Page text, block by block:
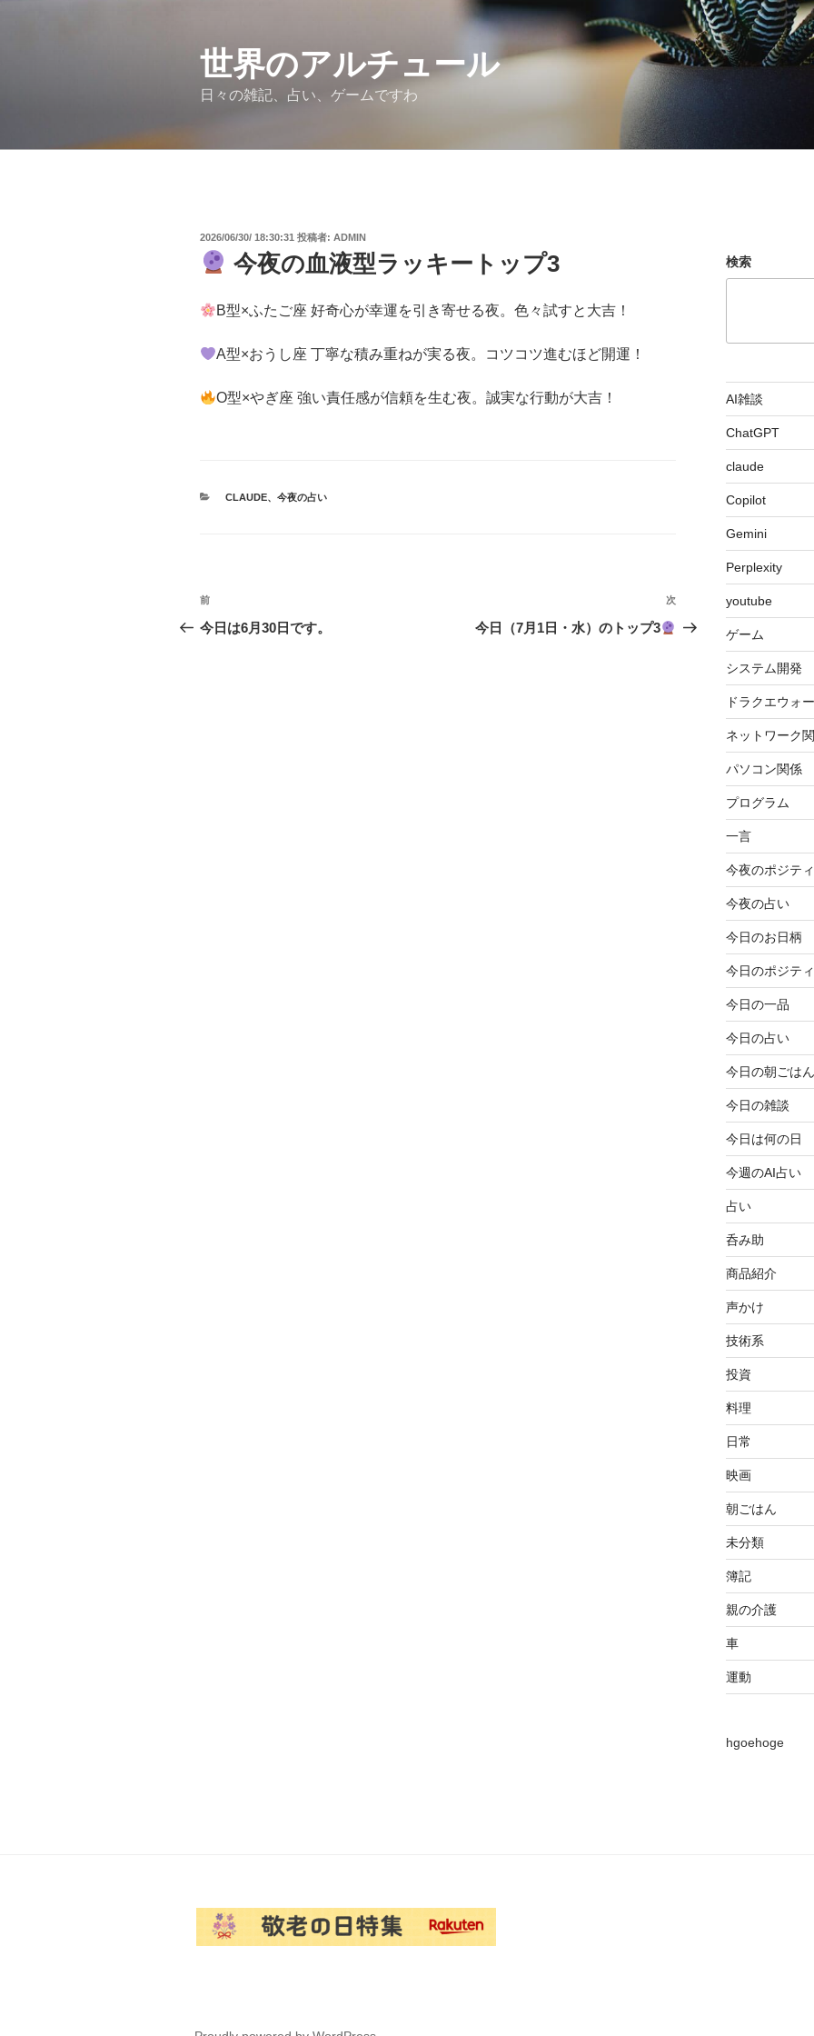
世界のアルチュール
日々の雑記、占い、ゲームですわ
投
稿
日:
2026/06/30/ 18:30:31 投稿者: ADMIN
今夜の血液型ラッキートップ3
B型×ふたご座 好奇心が幸運を引き寄せる夜。色々試すと大吉！
A型×おうし座 丁寧な積み重ねが実る夜。コツコツ進むほど開運！
O型×やぎ座 強い責任感が信頼を生む夜。誠実な行動が大吉！
カ
CLAUDE、 今夜の占い
投
稿
前
の
前
今日は6月30日です。
次
の
次
今日（7月1日・水）のトップ3
検索
AI雑談
ChatGPT
claude
Copilot
Gemini
Perplexity
youtube
ゲーム
システム開発
ドラクエウォ
ネットワーク
パソコン関係
プログラム
一言
今夜のポジテ
今夜の占い
今日のお日柄
今日のポジテ
今日の一品
今日の占い
今日の朝ごはん
今日の雑談
今日は何の日
今週のAI占い
占い
呑み助
商品紹介
声かけ
技術系
投資
料理
日常
映画
朝ごはん
未分類
簿記
親の介護
車
運動
hgoehoge